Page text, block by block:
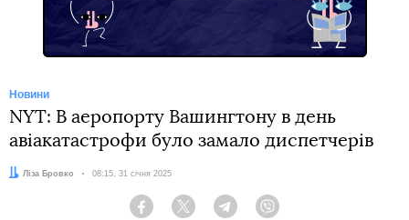
Новини
NYT: В аеропорту Вашингтону в день
авіакатастрофи було замало диспетчерів
Автор:
Ліза Бровко Дата:
08:15, 31 січня 2025
Facebook Twitter Telegram